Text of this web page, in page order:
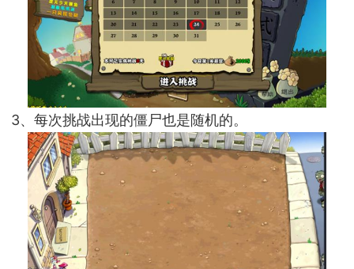
3、每次挑战出现的僵尸也是随机的。